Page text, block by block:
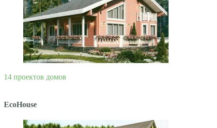
14 проектов домов
EcoHouse